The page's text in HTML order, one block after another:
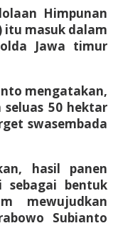
Himpunan
itu masuk dalam
Jawa timur
mengatakan,
50 hektar
swasembada
hasil panen
sebagai bentuk
mewujudkan
Subianto